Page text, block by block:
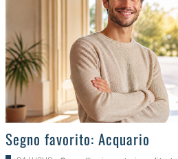
>
Segno favorito: Acquario